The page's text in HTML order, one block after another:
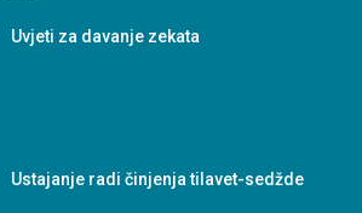
Uvjeti za davanje zekata
Ustajanje radi činjenja tilavet-sedžde